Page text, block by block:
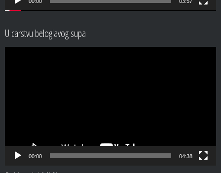
00:00 03:57
U carstvu beloglavog supa
00:00 04:38